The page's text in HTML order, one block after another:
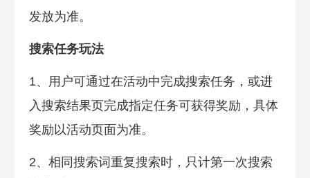
发放为准。
搜索任务玩法
1、用户可通过在活动中完成搜索任务，或进
入搜索结果页完成指定任务可获得奖励，具体
奖励以活动页面为准。
2、相同搜索词重复搜索时，只计第一次搜索